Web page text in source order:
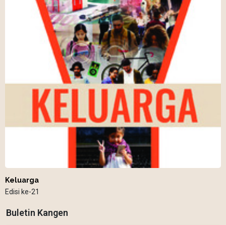
Keluarga
Edisi ke-21
Buletin Kangen